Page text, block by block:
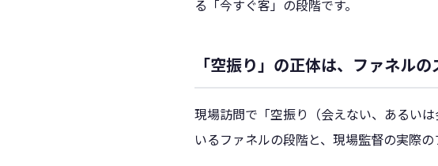
る「今すぐ客」の段階です。
「空振り」の正体は、ファネル
現場訪問で「空振り（会えない、あるい
いるファネルの段階と、現場監督の実際